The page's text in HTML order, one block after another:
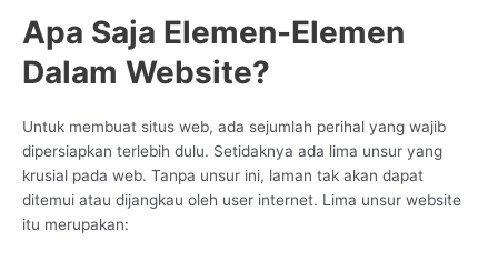
Apa Saja Elemen-Elemen
Dalam Website?
Untuk membuat situs web, ada sejumlah perihal yang wajib
dipersiapkan terlebih dulu. Setidaknya ada lima unsur yang
krusial pada web. Tanpa unsur ini, laman tak akan dapat
ditemui atau dijangkau oleh user internet. Lima unsur website
itu merupakan: